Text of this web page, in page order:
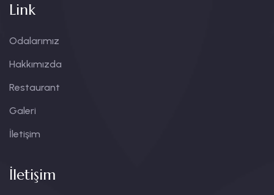
Link
Odalarımız
Hakkımızda
Restaurant
Galeri
İletişim
İletişim